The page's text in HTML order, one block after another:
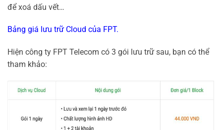
để xoá dấu vết…
Bảng giá lưu trữ Cloud của FPT.
Hiện công ty FPT Telecom có 3 gói lưu trữ sau, bạn có thể
tham khảo: